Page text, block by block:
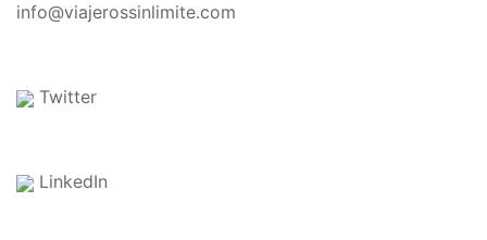
info@viajerossinlimite.com
Twitter
LinkedIn